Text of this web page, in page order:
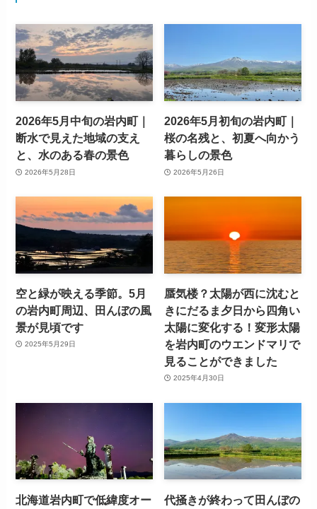
2026年5月中旬の岩内町｜
断水で見えた地域の支え
と、水のある春の景色
2026年5月28日
2026年5月初旬の岩内町｜
桜の名残と、初夏へ向かう
暮らしの景色
2026年5月26日
空と緑が映える季節。5月
の岩内町周辺、田んぼの風
景が見頃です
2025年5月29日
蜃気楼？太陽が西に沈むと
きにだるま夕日から四角い
太陽に変化する！変形太陽
を岩内町のウエンドマリで
見ることができました
2025年4月30日
北海道岩内町で低緯度オー
代掻きが終わって田んぼの